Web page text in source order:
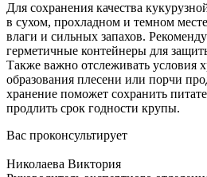
Для сохранения качества
в сухом, прохладном и темном
влаги и сильных запахов.
герметичные контейнеры для
Также важно отслеживать условия
образования плесени или порчи
хранение поможет сохранить
продлить срок годности крупы.
Вас проконсультирует
Николаева Виктория